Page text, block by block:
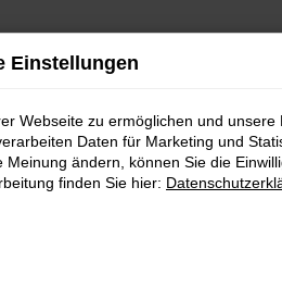
Einstellungen
Webseite zu ermöglichen und unsere
Daten für Marketing und
ändern, können Sie die
finden Sie hier: